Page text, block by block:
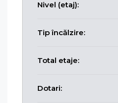
Nivel (etaj):
Tip încălzire:
Total etaje:
Dotari: